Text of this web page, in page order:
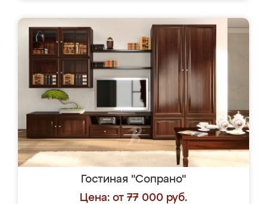
Гостиная "Сопрано"
Цена: от 77 000 руб.